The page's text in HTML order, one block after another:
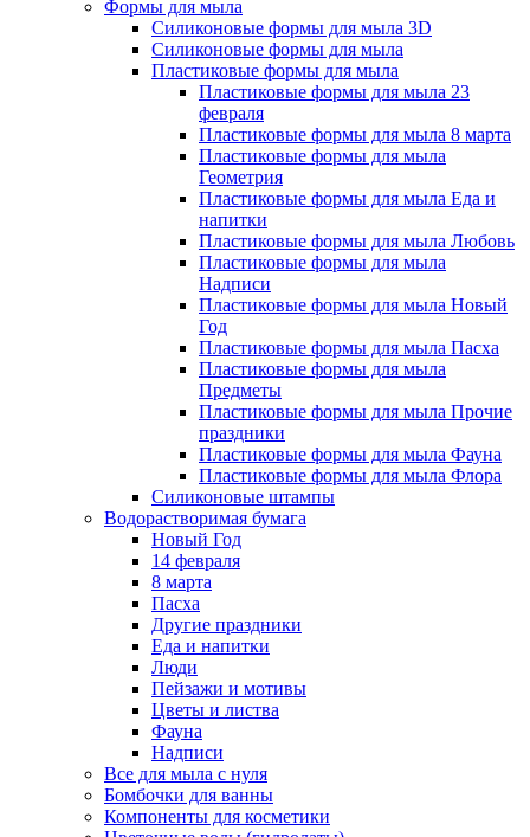
Формы для мыла
Силиконовые формы для мыла 3D
Силиконовые формы для мыла
Пластиковые формы для мыла
Пластиковые формы для мыла 23
февраля
Пластиковые формы для мыла 8 марта
Пластиковые формы для мыла
Геометрия
Пластиковые формы для мыла Еда и
напитки
Пластиковые формы для мыла Любовь
Пластиковые формы для мыла
Надписи
Пластиковые формы для мыла Новый
Год
Пластиковые формы для мыла Пасха
Пластиковые формы для мыла
Предметы
Пластиковые формы для мыла Прочие
праздники
Пластиковые формы для мыла Фауна
Пластиковые формы для мыла Флора
Силиконовые штампы
Водорастворимая бумага
Новый Год
14 февраля
8 марта
Пасха
Другие праздники
Еда и напитки
Люди
Пейзажи и мотивы
Цветы и листва
Фауна
Надписи
Все для мыла с нуля
Бомбочки для ванны
Компоненты для косметики